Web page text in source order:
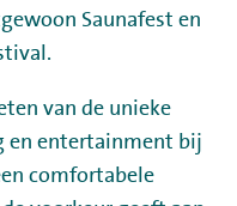
Saunafest en
van de unieke
en entertainment bij
comfortabele